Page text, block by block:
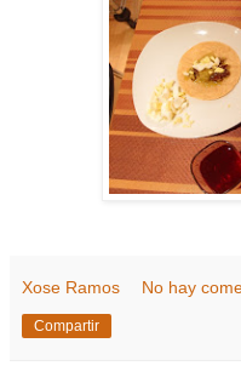
Xose Ramos No hay
Compartir